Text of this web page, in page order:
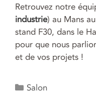
Retrouvez notre
industrie) au Mans au
stand F30, dans le
pour que nous
et de vos projets !
Catégories
Salon